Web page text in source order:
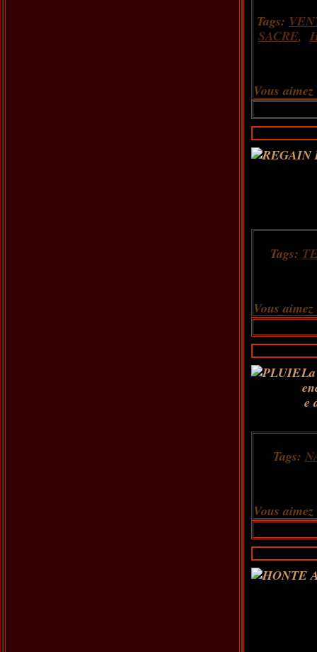
Tags:
SACRE,
Vous aimez
Tags:
Vous aimez
e
Tags:
Vous aimez